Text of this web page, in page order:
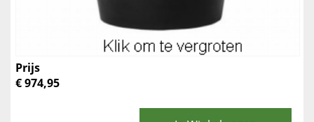
Prijs
€ 974,95